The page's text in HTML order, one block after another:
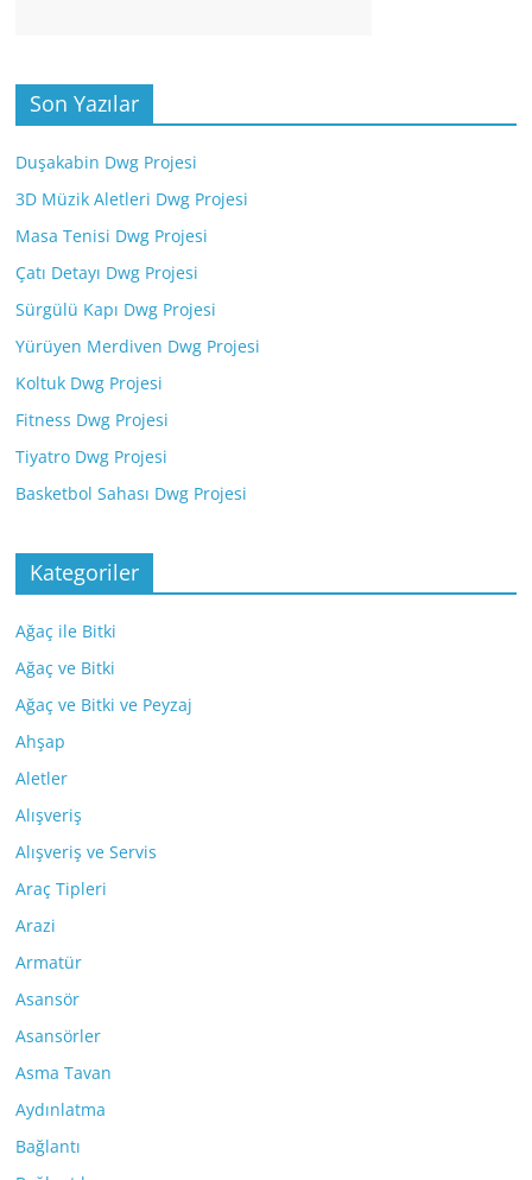
Son Yazılar
Duşakabin Dwg Projesi
3D Müzik Aletleri Dwg Projesi
Masa Tenisi Dwg Projesi
Çatı Detayı Dwg Projesi
Sürgülü Kapı Dwg Projesi
Yürüyen Merdiven Dwg Projesi
Koltuk Dwg Projesi
Fitness Dwg Projesi
Tiyatro Dwg Projesi
Basketbol Sahası Dwg Projesi
Kategoriler
Ağaç ile Bitki
Ağaç ve Bitki
Ağaç ve Bitki ve Peyzaj
Ahşap
Aletler
Alışveriş
Alışveriş ve Servis
Araç Tipleri
Arazi
Armatür
Asansör
Asansörler
Asma Tavan
Aydınlatma
Bağlantı